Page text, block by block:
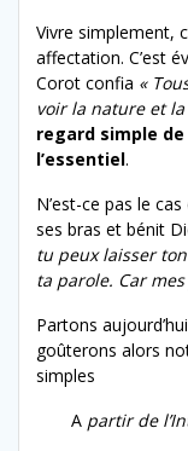
Vivre simplement,
affectation. C’est
Corot confia «
voir la nature et
regard simple
l’essentiel.
N’est-ce pas le
ses bras et bénit
tu peux laisser
ta parole. Car mes
Partons
goûterons alors
simples
A partir de